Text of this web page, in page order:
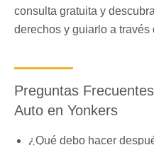
consulta gratuita y
derechos y guiarlo a través
Preguntas
Auto en Yonkers
¿Qué debo hacer